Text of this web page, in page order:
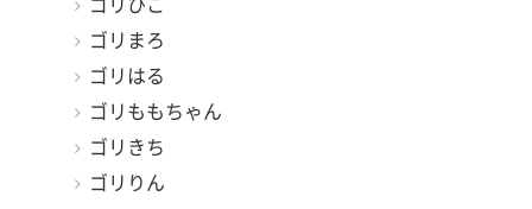
ゴリひこ
ゴリまろ
ゴリはる
ゴリももちゃん
ゴリきち
ゴリりん